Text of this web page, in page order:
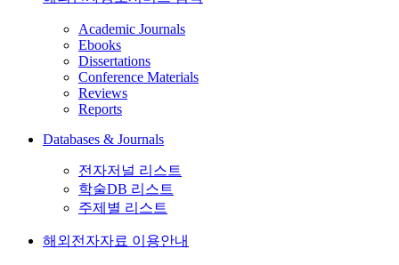
Academic Journals
Ebooks
Dissertations
Conference Materials
Reviews
Reports
Databases & Journals
전자저널 리스트
학술DB 리스트
주제별 리스트
해외전자자료 이용안내